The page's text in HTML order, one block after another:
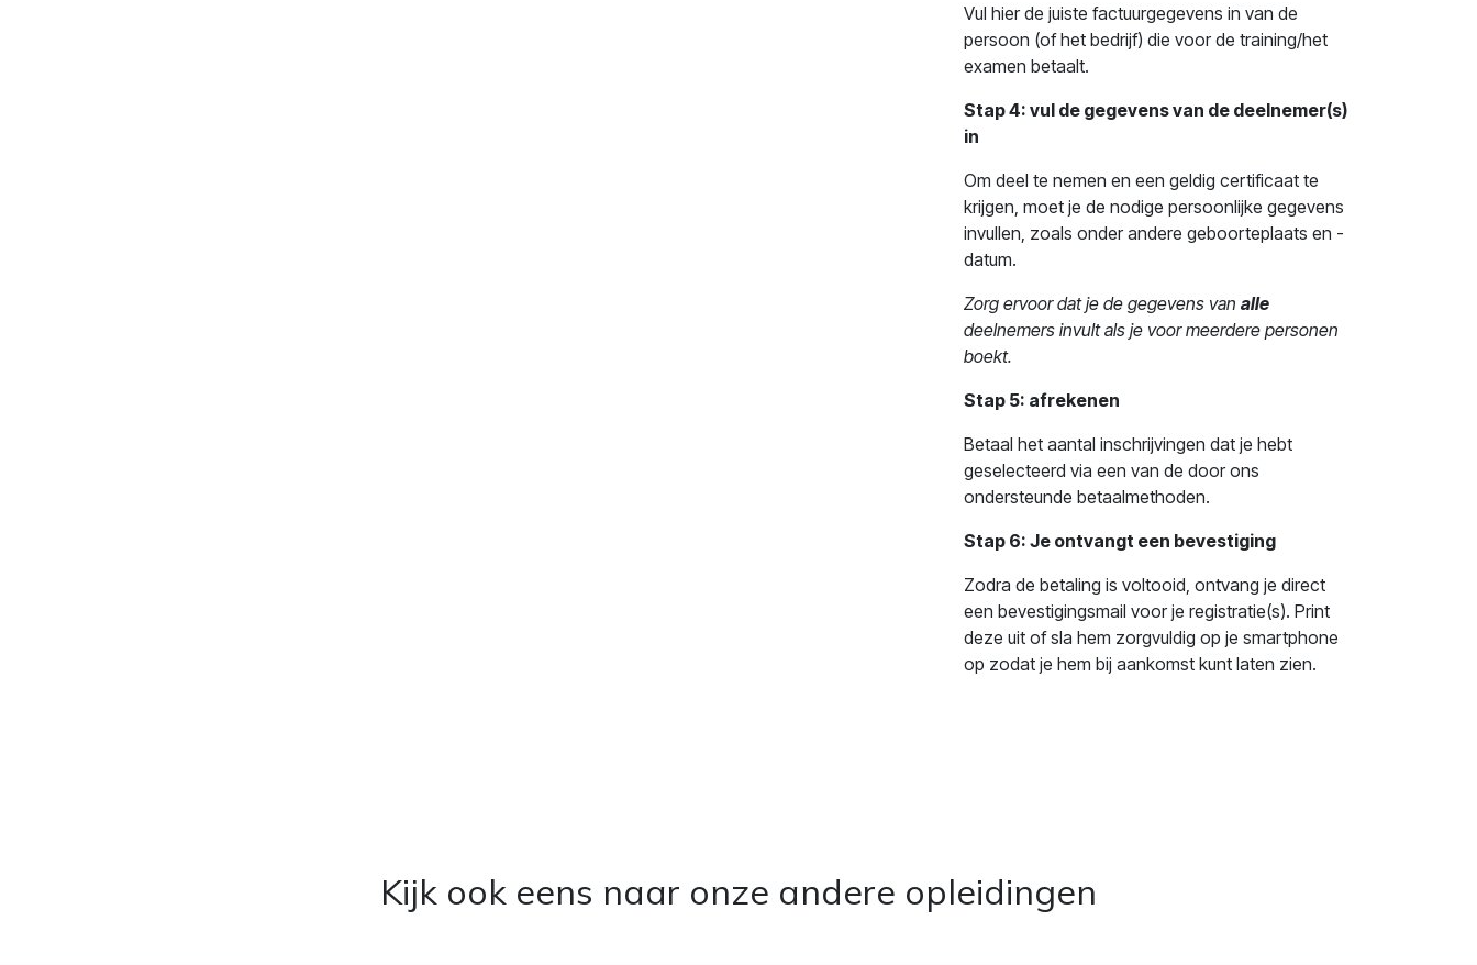
Vul hier de juiste factuurgegevens in van de
persoon (of het bedrijf) die voor de training/het
examen betaalt.
Stap 4: vul de gegevens van de deelnemer(s)
in
Om deel te nemen en een geldig certificaat te
krijgen, moet je de nodige persoonlijke gegevens
invullen, zoals onder andere geboorteplaats en -
datum.
Zorg ervoor dat je de gegevens van alle
deelnemers invult als je voor meerdere personen
boekt.
Stap 5: afrekenen
Betaal het aantal inschrijvingen dat je hebt
geselecteerd via een van de door ons
ondersteunde betaalmethoden.
Stap 6: Je ontvangt een bevestiging
Zodra de betaling is voltooid, ontvang je direct
een bevestigingsmail voor je registratie(s). Print
deze uit of sla hem zorgvuldig op je smartphone
op zodat je hem bij aankomst kunt laten zien.
Kijk ook eens naar onze andere opleidingen